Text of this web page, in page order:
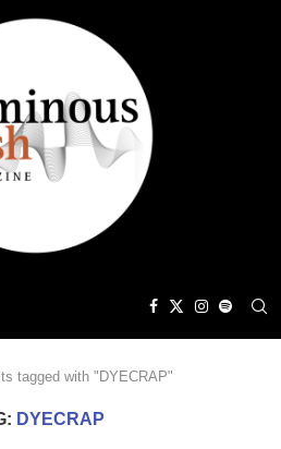
tagged with "DYECRAP"
DYECRAP